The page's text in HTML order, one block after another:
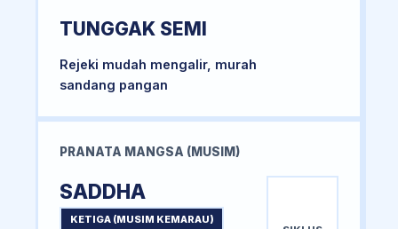
TUNGGAK SEMI
Rejeki mudah mengalir, murah
sandang pangan
PRANATA MANGSA (MUSIM)
SADDHA
KETIGA (MUSIM KEMARAU)